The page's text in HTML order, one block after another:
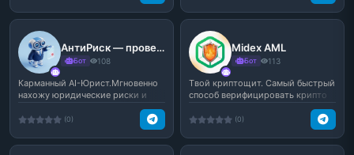
АнтиРиск — проверка договоров
Бот 108
Карманный AI-Юрист.Мгновенно
нахожу юридические риски и
(0)
Midex AML
Бот 113
Tвой криптощит. Самый быстрый
способ верифицировать крипто
(0)